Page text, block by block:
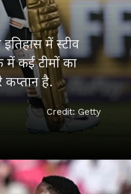
में स्टीव
कई टीमों का
कप्‍तान है.
Credit: Getty